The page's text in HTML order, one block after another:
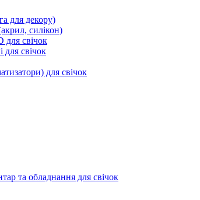
для декору)
силікон)
для свічок
для свічок
для свічок
та обладнання для свічок